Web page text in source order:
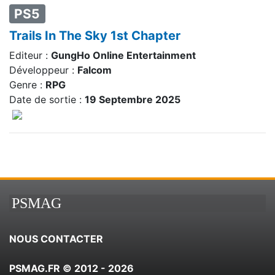
PS5
Trails In The Sky 1st Chapter
Editeur : GungHo Online Entertainment
Développeur : Falcom
Genre : RPG
Date de sortie : 19 Septembre 2025
PSMAG
NOUS CONTACTER
PSMAG.FR © 2012 - 2026